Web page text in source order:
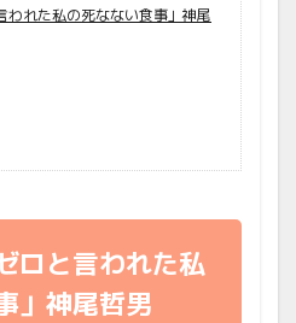
われた私の死なない食事」神尾
ロと言われた私
」神尾哲男